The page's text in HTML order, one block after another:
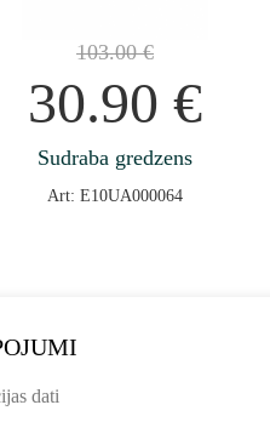
103.00€
30.90€
Sudraba gredzens
Art: E10UA000064
dati